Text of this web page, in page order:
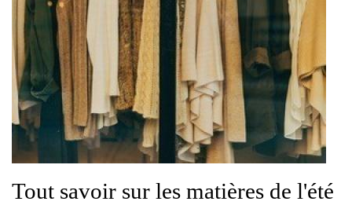
Tout savoir sur les matières de l'été